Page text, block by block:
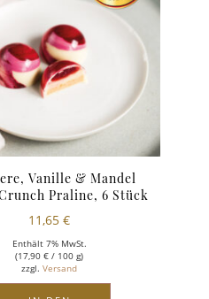
Vanille & Mandel
Praline, 6 Stück
11,65€
Enthält 7% MwSt.
(17,90€ / 100 g)
zzgl.Versand